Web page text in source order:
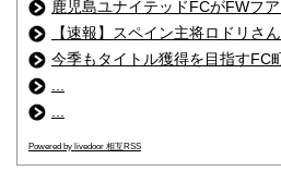
鹿児島ユナイテッドFCがFWフア
【速報】スペイン主将ロドリさ
今季もタイトル獲得を目指すFC
Powered by livedoor 相互RSS